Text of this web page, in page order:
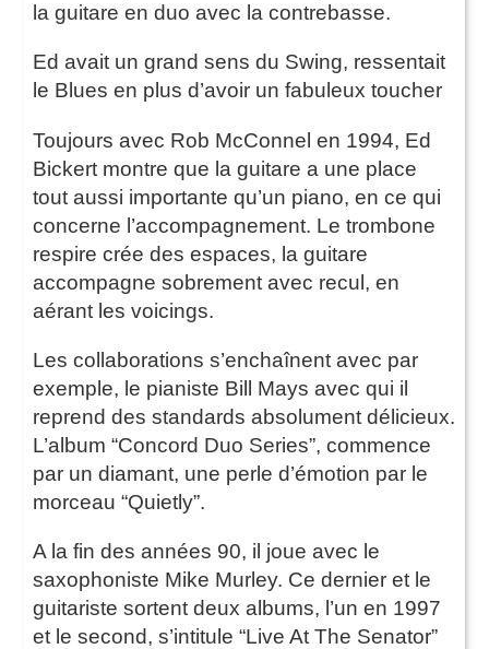
la guitare en duo avec la contrebasse.
Ed avait un grand sens du Swing, ressentait
le Blues en plus d’avoir un fabuleux toucher
Toujours avec Rob McConnel en 1994, Ed
Bickert montre que la guitare a une place
tout aussi importante qu’un piano, en ce qui
concerne l’accompagnement. Le trombone
respire crée des espaces, la guitare
accompagne sobrement avec recul, en
aérant les voicings.
Les collaborations s’enchaînent avec par
exemple, le pianiste Bill Mays avec qui il
reprend des standards absolument délicieux.
L’album “Concord Duo Series”, commence
par un diamant, une perle d’émotion par le
morceau “Quietly”.
A la fin des années 90, il joue avec le
saxophoniste Mike Murley. Ce dernier et le
guitariste sortent deux albums, l’un en 1997
et le second, s’intitule “Live At The Senator”